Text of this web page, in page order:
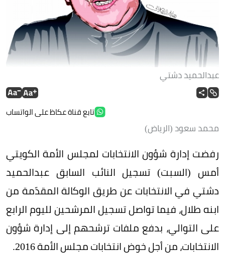
عبدالحميد دشتي
تابع قناة عكاظ على الواتساب
محمد سعود (الرياض)
رفضت إدارة شؤون الانتخابات لمجلس الأمة الكويتي
أمس (السبت) تسجيل النائب السابق عبدالحميد
دشتي في الانتخابات عن طريق الوكالة المقدّمة من
ابنه طلال، فيما تواصل تسجيل المرشحين لليوم الرابع
على التوالي، بدفع ملفات ترشحهم إلى إدارة شؤون
الانتخابات، من أجل خوض انتخابات مجلس الأمة 2016.